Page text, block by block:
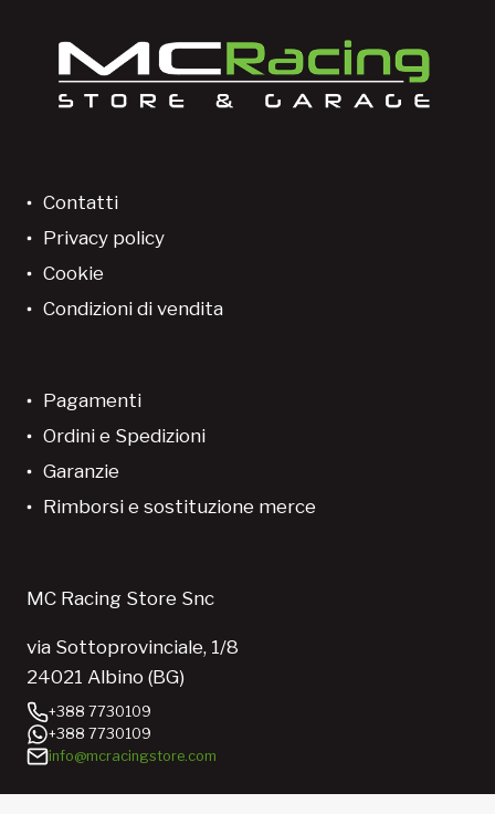
Contatti
Privacy policy
Cookie
Condizioni di vendita
Pagamenti
Ordini e Spedizioni
Garanzie
Rimborsi e sostituzione merce
MC Racing Store Snc
via Sottoprovinciale, 1/8
24021 Albino (BG)
+388 7730109
+388 7730109
info@mcracingstore.com